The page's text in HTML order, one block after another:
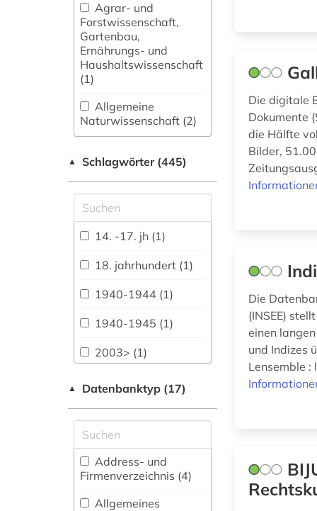
Agrar- und
Forstwissenschaft,
Gartenbau,
Ernährungs- und
Haushaltswissenschaft
(1)
Allgemeine
Naturwissenschaft (2)
fachübergreifende
Allgemeine und
vergleichende Sprach-
und
Literaturwissenschaft.
Indogermanistik.
Außereuropäische
Sprachen und
Anglistik.
Amerikanistik (2)
Vermessungswesen (3)
Biologie,
Biotechnologie (0)
Buch- und
▲ Schlagwörter (445)
14. -17. jh (1)
18. jahrhundert (1)
1940-1944 (1)
1940-1945 (1)
2003> (1)
abbildung (1)
abfluss (1)
abkürzung (1)
abtei cluny (1)
actes (1)
▲ Datenbanktyp (17)
Address- und
Firmenverzeichnis (4)
Allgemeines
Die digitale
Dokumente
die Hälfte
Bilder,
Die
(INSEE)
einen
und Indizes
Lensemble :